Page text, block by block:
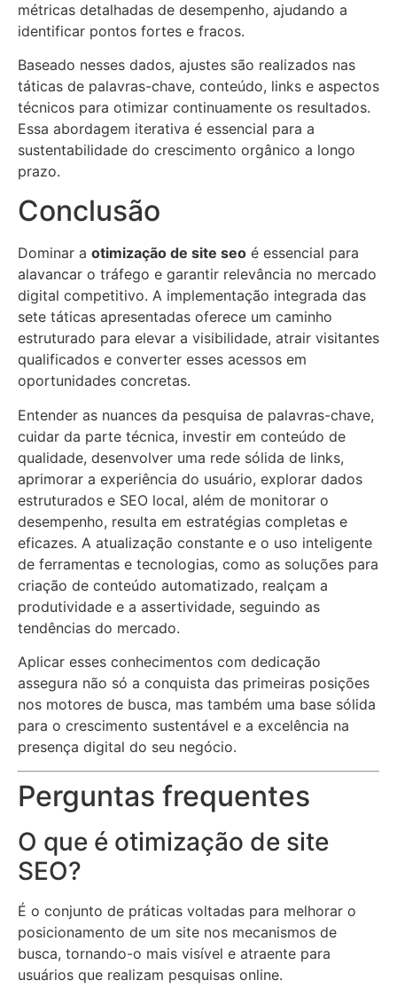
métricas detalhadas de desempenho, ajudando a
identificar pontos fortes e fracos.
Baseado nesses dados, ajustes são realizados nas
táticas de palavras-chave, conteúdo, links e aspectos
técnicos para otimizar continuamente os resultados.
Essa abordagem iterativa é essencial para a
sustentabilidade do crescimento orgânico a longo
prazo.
Conclusão
Dominar a otimização de site seo é essencial para
alavancar o tráfego e garantir relevância no mercado
digital competitivo. A implementação integrada das
sete táticas apresentadas oferece um caminho
estruturado para elevar a visibilidade, atrair visitantes
qualificados e converter esses acessos em
oportunidades concretas.
Entender as nuances da pesquisa de palavras-chave,
cuidar da parte técnica, investir em conteúdo de
qualidade, desenvolver uma rede sólida de links,
aprimorar a experiência do usuário, explorar dados
estruturados e SEO local, além de monitorar o
desempenho, resulta em estratégias completas e
eficazes. A atualização constante e o uso inteligente
de ferramentas e tecnologias, como as soluções para
criação de conteúdo automatizado, realçam a
produtividade e a assertividade, seguindo as
tendências do mercado.
Aplicar esses conhecimentos com dedicação
assegura não só a conquista das primeiras posições
nos motores de busca, mas também uma base sólida
para o crescimento sustentável e a excelência na
presença digital do seu negócio.
Perguntas frequentes
O que é otimização de site
SEO?
É o conjunto de práticas voltadas para melhorar o
posicionamento de um site nos mecanismos de
busca, tornando-o mais visível e atraente para
usuários que realizam pesquisas online.